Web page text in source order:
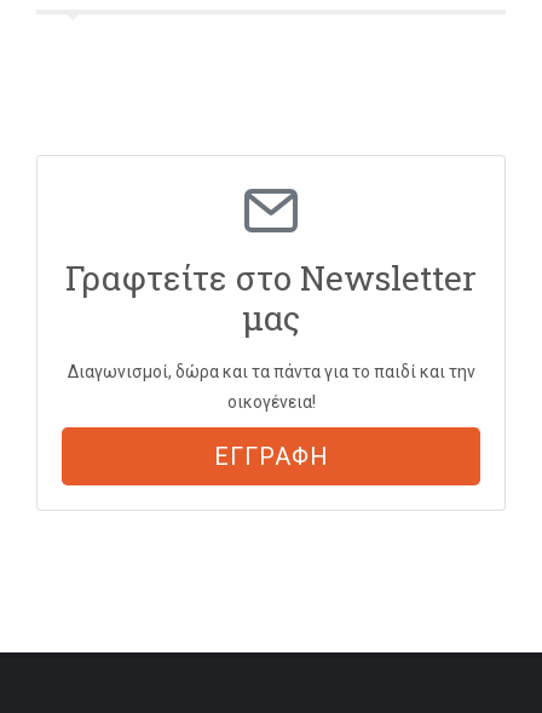
Γραφτείτε στο Newsletter
μας
Διαγωνισμοί, δώρα και τα πάντα για το παιδί και την
οικογένεια!
ΕΓΓΡΑΦΗ